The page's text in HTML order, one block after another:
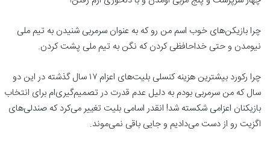
چرا بازیکن‌های خوب اسم من رو که به عنوان سرمربی شنیدن به تیم ملی
نیومدن و حتی خداحافظی کردن که نگن به تیم ملی پشت کردن.
چرا رکورد بیشترین هزینه کنسلی بلیت‌های اعزام ۱۷ سال گذشته در این دو
سال که من سرمربی بودم به دلیل عدم قدرت در تصمیم‌گیری‌ام برای انتخاب
بازیکنان اعزامی شکسته شد! انقدر اسامی بلیت تغییر می‌کرد که صندلی‌های
اگزیت رو از دست می‌دادیم و جایی باقی نمی‌موند.